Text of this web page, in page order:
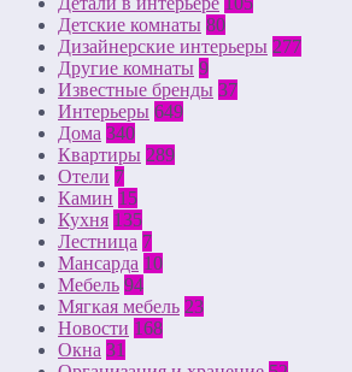
Детские комнаты 80
Дизайнерские интерьеры 277
Другие комнаты 9
Известные бренды 37
Интерьеры 649
Дома 340
Квартиры 289
Отели 7
Камин 15
Кухня 135
Лестница 7
Мансарда 10
Мебель 94
Мягкая мебель 23
Новости 168
Окна 31